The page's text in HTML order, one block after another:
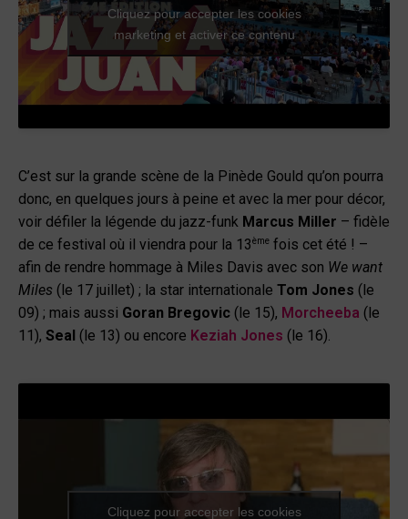
Cliquez pour accepter les cookies
marketing et activer ce contenu
C’est sur la grande scène de la Pinède Gould qu’on pourra
donc, en quelques jours à peine et avec la mer pour décor,
voir défiler la légende du jazz-funk Marcus Miller – fidèle
de ce festival où il viendra pour la 13ème fois cet été ! –
afin de rendre hommage à Miles Davis avec son We want
Miles (le 17 juillet) ; la star internationale Tom Jones (le
09) ; mais aussi Goran Bregovic (le 15), Morcheeba (le
11), Seal (le 13) ou encore Keziah Jones (le 16).
Cliquez pour accepter les cookies